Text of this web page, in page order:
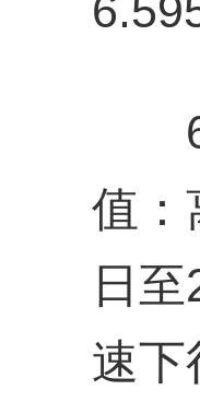
6
值：
日
速下